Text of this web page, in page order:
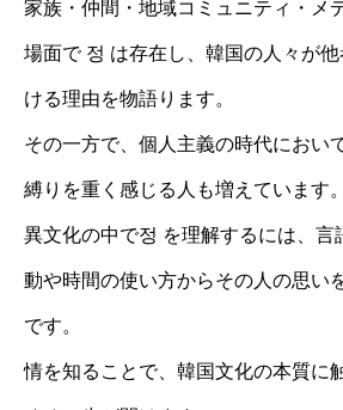
家族・仲間・地域コミュニティ・メ
場面で 정 は存在し、韓国の人々が
ける理由を物語ります。
その一方で、個人主義の時代におい
縛りを重く感じる人も増えています。
異文化の中で정 を理解するには、言
動や時間の使い方からその人の思い
です。
情を知ることで、韓国文化の本質に